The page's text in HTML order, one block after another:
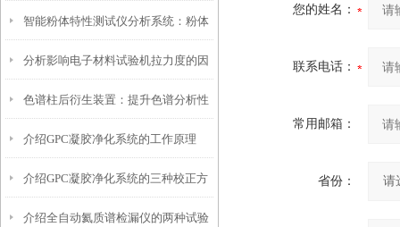
智能粉体特性测试仪分析系统：粉体
研究的得力助手
分析影响电子材料试验机拉力度的因
素
色谱柱后衍生装置：提升色谱分析性
能的关键技术
介绍GPC凝胶净化系统的工作原理
介绍GPC凝胶净化系统的三种校正方
法
介绍全自动氦质谱检漏仪的两种试验
您的姓名：
联系电话：
常用邮箱：
省份：